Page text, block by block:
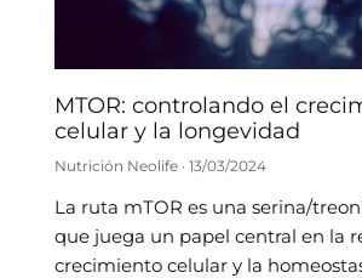
MTOR: controlando el
celular y la longevidad
Nutrición Neolife 13/03/2024
La ruta mTOR es una serina/
que juega un papel central en la
crecimiento celular y la